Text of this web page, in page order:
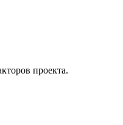
проекта.